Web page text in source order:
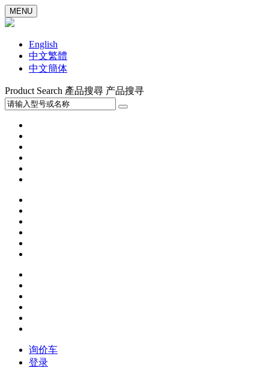
MENU
English
中文繁體
中文簡体
Product Search 產品搜尋 产品搜寻
询价车
登录